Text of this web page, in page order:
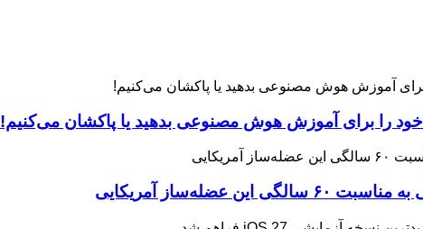
خود را برای آموزش هوش مصنوعی بدهید یا پاکشان می‌کنیم!